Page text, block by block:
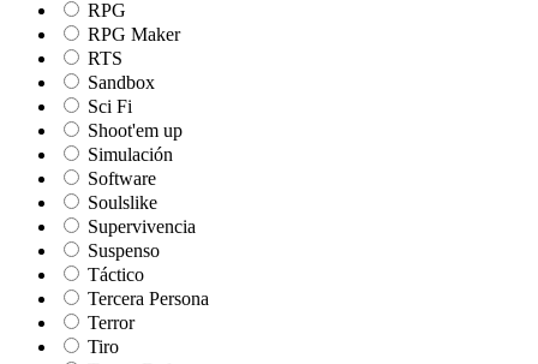
RPG
RPG Maker
RTS
Sandbox
Sci Fi
Shoot'em up
Simulación
Software
Soulslike
Supervivencia
Suspenso
Táctico
Tercera Persona
Terror
Tiro